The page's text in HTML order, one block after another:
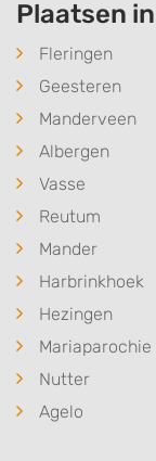
Plaatsen
Fleringen
Geesteren
Manderveen
Albergen
Vasse
Reutum
Mander
Harbrinkhoek
Hezingen
Mariaparochie
Nutter
Agelo